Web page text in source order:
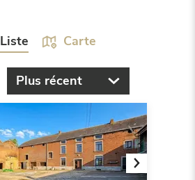
Liste Carte
Plus récent
Next